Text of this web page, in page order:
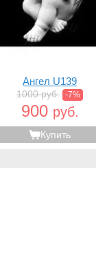
Ангел U139
1000 руб. -7%
900 руб.
Купить